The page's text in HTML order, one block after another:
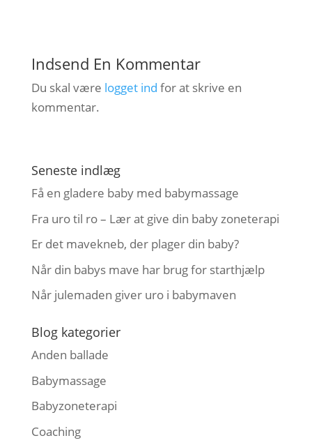
Indsend En Kommentar
Du skal være logget ind for at skrive en
kommentar.
Seneste indlæg
Få en gladere baby med babymassage
Fra uro til ro – Lær at give din baby zoneterapi
Er det mavekneb, der plager din baby?
Når din babys mave har brug for starthjælp
Når julemaden giver uro i babymaven
Blog kategorier
Anden ballade
Babymassage
Babyzoneterapi
Coaching